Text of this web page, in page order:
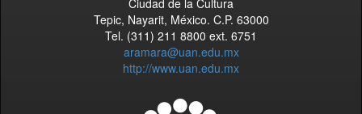
Tepic, Nayarit, México. C.P. 63000
Tel. (311) 211 8800 ext. 6751
aramara@uan.edu.mx
http://www.uan.edu.mx